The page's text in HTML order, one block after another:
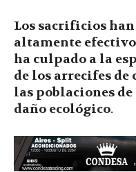
Los sacrificios
altamente
ha culpado a la
de los arrecifes
las poblaciones
daño ecológico.